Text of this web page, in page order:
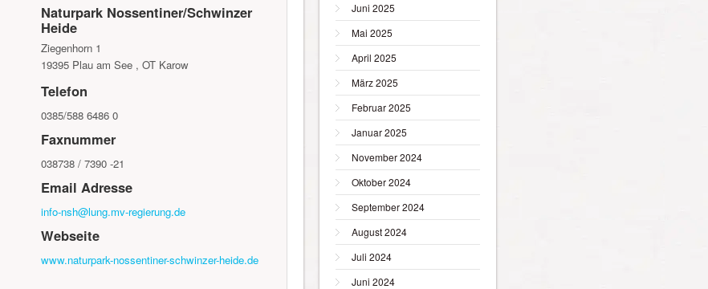
Naturpark Nossentiner/Schwinzer
Heide
Ziegenhorn 1
19395 Plau am See , OT Karow
Telefon
0385/588 6486 0
Faxnummer
038738 / 7390 -21
Email Adresse
info-nsh@lung.mv-regierung.de
Webseite
www.naturpark-nossentiner-schwinzer-heide.de
Juni 2025
Mai 2025
April 2025
März 2025
Februar 2025
Januar 2025
November 2024
Oktober 2024
September 2024
August 2024
Juli 2024
Juni 2024